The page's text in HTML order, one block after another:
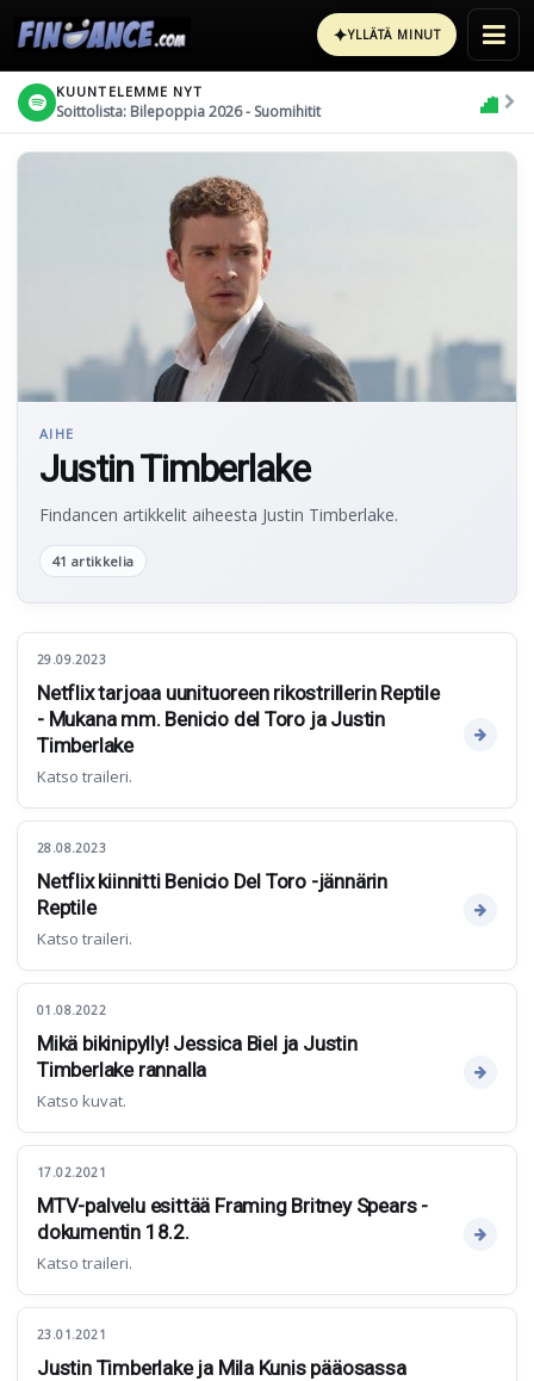
✦YLLÄTÄ MINUT
KUUNTELEMME NYT
Soittolista: Bilepoppia 2026 - Suomihitit
AIHE
Justin Timberlake
Findancen artikkelit aiheesta Justin Timberlake.
41 artikkelia
29.09.2023
Netflix tarjoaa uunituoreen rikostrillerin Reptile
- Mukana mm. Benicio del Toro ja Justin
Timberlake
Katso traileri.
28.08.2023
Netflix kiinnitti Benicio Del Toro -jännärin
Reptile
Katso traileri.
01.08.2022
Mikä bikinipylly! Jessica Biel ja Justin
Timberlake rannalla
Katso kuvat.
17.02.2021
MTV-palvelu esittää Framing Britney Spears -
dokumentin 18.2.
Katso traileri.
23.01.2021
Justin Timberlake ja Mila Kunis pääosassa